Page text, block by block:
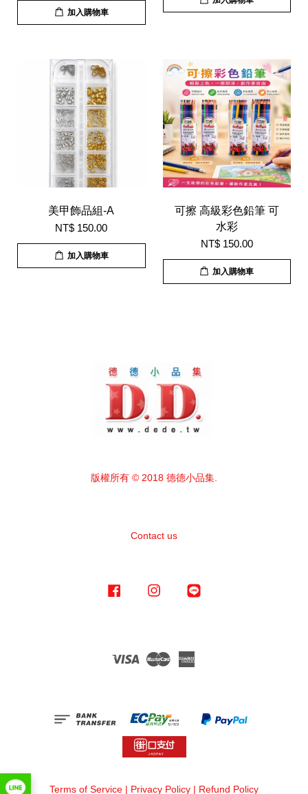
加入購物車
美甲飾品組-A
NT$ 150.00
加入購物車
可擦 高級彩色鉛筆 可
水彩
NT$ 150.00
加入購物車
版權所有 © 2018 德德小品集.
Contact us
Facebook Instagram
Visa Master
Terms of Service | Privacy Policy | Refund Policy